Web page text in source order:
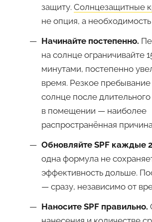
защиту. Солнцезащитные
не опция, а необходимость
Начинайте постепенно.
на солнце ограничивайте
минутами, постепенно
время. Резкое
солнце после
в помещении — наиболее
распространённая
Обновляйте SPF каждые
одна формула не
эффективность дольше.
— сразу, независимо от
Наносите SPF правильно.